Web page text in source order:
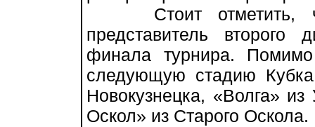
Стоит отметить,
представитель
финала турнира.
следующую стадию
Новокузнецка, «Волга»
Оскол» из Старого Оскола.